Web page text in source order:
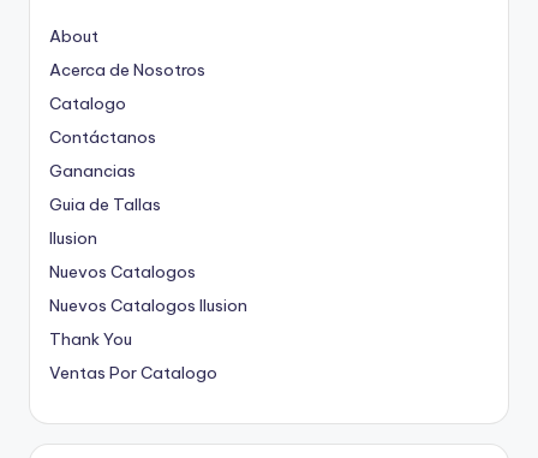
About
Acerca de Nosotros
Catalogo
Contáctanos
Ganancias
Guia de Tallas
Ilusion
Nuevos Catalogos
Nuevos Catalogos Ilusion
Thank You
Ventas Por Catalogo